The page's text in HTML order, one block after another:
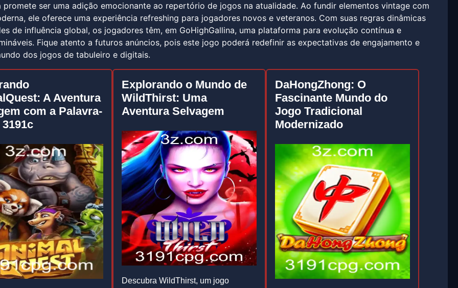
promete ser uma adição emocionante ao repertório de jogos na atualidade. Ao fundir elementos vintage com
ele oferece uma experiência refreshing para jogadores novos e veteranos. Com suas regras dinâmicas
de influência global, os jogadores têm, em GoHighGallina, uma plataforma para evolução contínua e
Fique atento a futuros anúncios, pois este jogo poderá redefinir as expectativas de engajamento e
dos jogos de tabuleiro e digitais.
A Aventura
com a Palavra-
Explorando o Mundo de
WildThirst: Uma
Aventura Selvagem
Descubra WildThirst, um jogo
DaHongZhong: O
Fascinante Mundo do
Jogo Tradicional
Modernizado